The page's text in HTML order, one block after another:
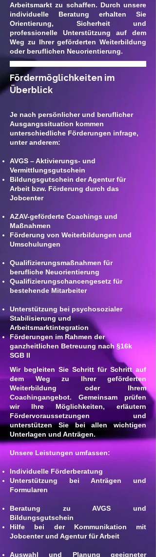
Arbeitsmarkt zu schaffen. Durch unsere
individuelle Beratung erhalten Sie
Orientierung, Sicherheit und
professionelle Unterstützung auf dem
Weg zu Ihrer geförderten Weiterbildung
oder beruflichen Neuorientierung.
Fördermöglichkeiten im
Überblick
Je nach persönlicher und beruflicher
Ausgangssituation kommen
unterschiedliche Förderungen infrage,
unter anderem:
AVGS – Aktivierungs- und
Vermittlungsgutschein
Bildungsgutschein der Agentur für
Arbeit bzw. Förderung durch das
Jobcenter
AZAV-geförderte Coachings und
Maßnahmen
Förderung von Weiterbildungen und
Umschulungen
Qualifizierungsmaßnahmen für
berufliche Neuorientierung
Qualifizierungschancengesetz für
bestehende Mitarbeiter
Unterstützung bei psychosozialer
Stabilisierung und
Arbeitsmarktintegration
Förderungen im Rahmen der
ganzheitlichen Betreuung nach §16k
SGB II
Wir begleiten Sie Schritt für Schritt auf
dem Weg zu Ihrer geförderten
Weiterbildung oder Ihrem
Coachingangebot. Gemeinsam prüfen
wir Ihre Möglichkeiten, erläutern
Fördervoraussetzungen und
unterstützen Sie bei allen wichtigen
Unterlagen und Anträgen.
Unsere Leistungen umfassen:
Individuelle Förderberatung
Unterstützung bei Anträgen und
Formularen
Beratung zu AVGS und
Bildungsgutschein
Hilfe bei der Kommunikation mit
Jobcenter und Agentur für Arbeit
Auswahl und Planung geeigneter